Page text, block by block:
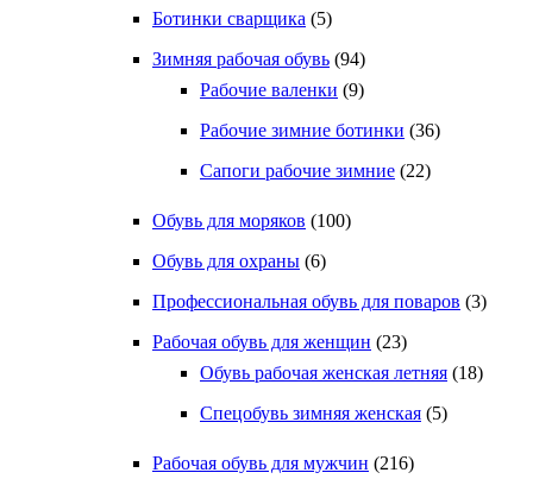
Ботинки сварщика (5)
Зимняя рабочая обувь (94)
Рабочие валенки (9)
Рабочие зимние ботинки (36)
Сапоги рабочие зимние (22)
Обувь для моряков (100)
Обувь для охраны (6)
Профессиональная обувь для поваров (3)
Рабочая обувь для женщин (23)
Обувь рабочая женская летняя (18)
Спецобувь зимняя женская (5)
Рабочая обувь для мужчин (216)